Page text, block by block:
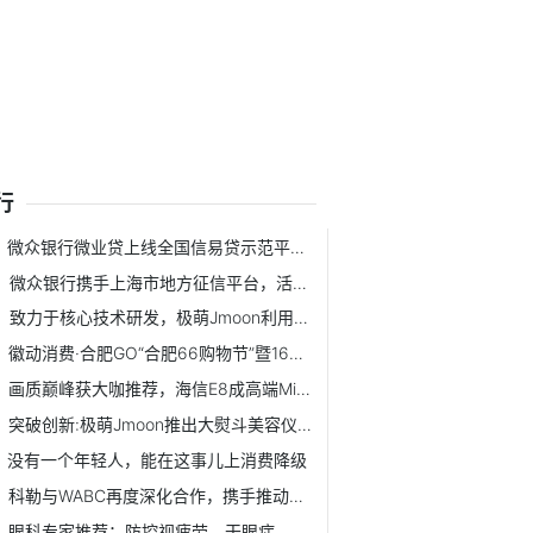
微众银行微业贷上线全国信易贷示范平台，以数字金融服务拓宽...
微众银行携手上海市地方征信平台，活用企业公共信用数据、拓...
致力于核心技术研发，极萌Jmoon利用精细化护理，提升产品体验
徽动消费·合肥GO“合肥66购物节”暨1688产业带领跑计划发布...
画质巅峰获大咖推荐，海信E8成高端MiniLED电视爆款
突破创新:极萌Jmoon推出大熨斗美容仪,实现极速抗老科技
没有一个年轻人，能在这事儿上消费降级
科勒与WABC再度深化合作，携手推动多元平等与包容实践